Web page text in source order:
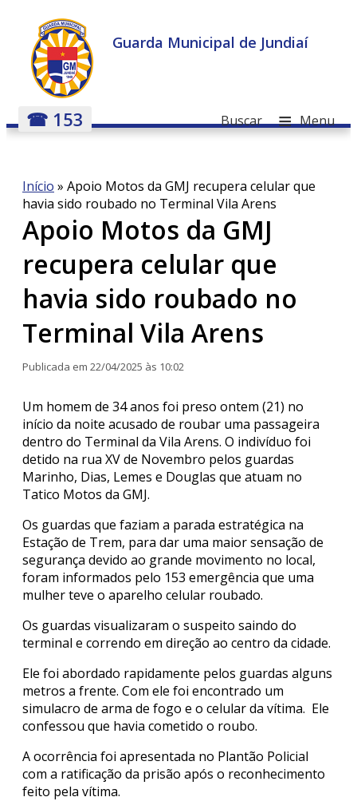
Guarda Municipal de Jundiaí
☎ 153 ≡ Menu
Buscar
Início » Apoio Motos da GMJ recupera celular que
havia sido roubado no Terminal Vila Arens
Apoio Motos da GMJ
recupera celular que
havia sido roubado no
Terminal Vila Arens
Publicada em 22/04/2025 às 10:02
Um homem de 34 anos foi preso ontem (21) no
início da noite acusado de roubar uma passageira
dentro do Terminal da Vila Arens. O indivíduo foi
detido na rua XV de Novembro pelos guardas
Marinho, Dias, Lemes e Douglas que atuam no
Tatico Motos da GMJ.
Os guardas que faziam a parada estratégica na
Estação de Trem, para dar uma maior sensação de
segurança devido ao grande movimento no local,
foram informados pelo 153 emergência que uma
mulher teve o aparelho celular roubado.
Os guardas visualizaram o suspeito saindo do
terminal e correndo em direção ao centro da cidade.
Ele foi abordado rapidamente pelos guardas alguns
metros a frente. Com ele foi encontrado um
simulacro de arma de fogo e o celular da vítima. Ele
confessou que havia cometido o roubo.
A ocorrência foi apresentada no Plantão Policial
com a ratificação da prisão após o reconhecimento
feito pela vítima.